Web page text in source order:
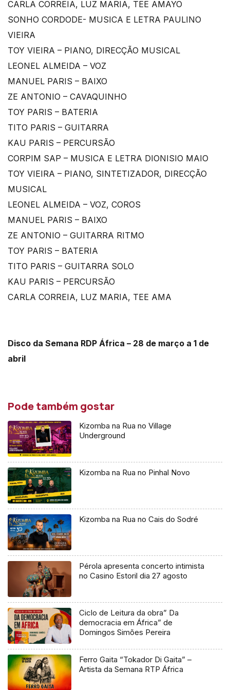
CARLA CORREIA, LUZ MARIA, TEE AMAYO
SONHO CORDODE- MUSICA E LETRA PAULINO
VIEIRA
TOY VIEIRA – PIANO, DIRECÇÃO MUSICAL
LEONEL ALMEIDA – VOZ
MANUEL PARIS – BAIXO
ZE ANTONIO – CAVAQUINHO
TOY PARIS – BATERIA
TITO PARIS – GUITARRA
KAU PARIS – PERCURSÃO
CORPIM SAP – MUSICA E LETRA DIONISIO MAIO
TOY VIEIRA – PIANO, SINTETIZADOR, DIRECÇÃO
MUSICAL
LEONEL ALMEIDA – VOZ, COROS
MANUEL PARIS – BAIXO
ZE ANTONIO – GUITARRA RITMO
TOY PARIS – BATERIA
TITO PARIS – GUITARRA SOLO
KAU PARIS – PERCURSÃO
CARLA CORREIA, LUZ MARIA, TEE AMA
Disco da Semana RDP África – 28 de março a 1 de
abril
Pode também gostar
Kizomba na Rua no Village
Underground
Kizomba na Rua no Pinhal Novo
Kizomba na Rua no Cais do Sodré
Pérola apresenta concerto intimista
no Casino Estoril dia 27 agosto
Ciclo de Leitura da obra” Da
democracia em África” de
Domingos Simões Pereira
Ferro Gaita “Tokador Di Gaita” –
Artista da Semana RTP África